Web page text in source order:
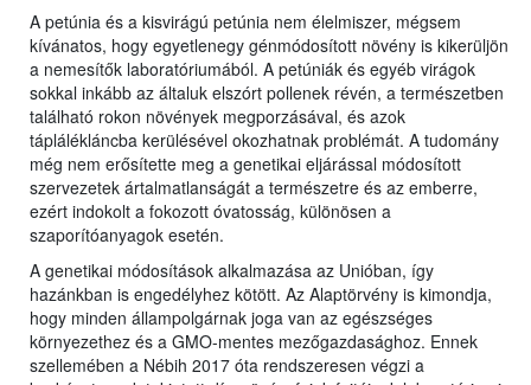
A petúnia és a kisvirágú petúnia nem élelmiszer, mégsem
kívánatos, hogy egyetlenegy génmódosított növény is kikerüljön
a nemesítők laboratóriumából. A petúniák és egyéb virágok
sokkal inkább az általuk elszórt pollenek révén, a természetben
található rokon növények megporzásával, és azok
táplálékláncba kerülésével okozhatnak problémát. A tudomány
még nem erősítette meg a genetikai eljárással módosított
szervezetek ártalmatlanságát a természetre és az emberre,
ezért indokolt a fokozott óvatosság, különösen a
szaporítóanyagok esetén.
A genetikai módosítások alkalmazása az Unióban, így
hazánkban is engedélyhez kötött. Az Alaptörvény is kimondja,
hogy minden állampolgárnak joga van az egészséges
környezethez és a GMO-mentes mezőgazdasághoz. Ennek
szellemében a Nébih 2017 óta rendszeresen végzi a